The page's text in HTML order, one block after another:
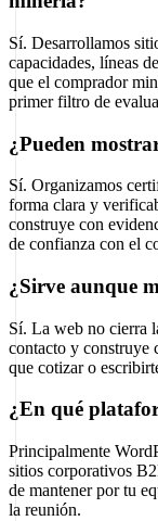
Sí. Desarrollamos
capacidades, líneas
que el comprador
primer filtro de
¿Pueden
Sí. Organizamos
forma clara y
construye con
de confianza con el
¿Sirve aunque
Sí. La web no cierra
contacto y construye
que cotizar o
¿En qué
Principalmente
sitios corporativos
de mantener por tu
la reunión.